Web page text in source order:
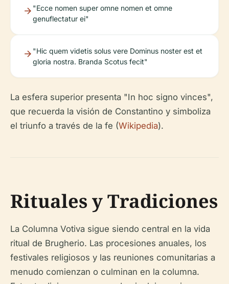
"Ecce nomen super omne nomen et omne
genuflectatur ei"
"Hic quem videtis solus vere Dominus noster est et
gloria nostra. Branda Scotus fecit"
La esfera superior presenta "In hoc signo vinces",
que recuerda la visión de Constantino y simboliza
el triunfo a través de la fe (Wikipedia).
Rituales y Tradiciones
La Columna Votiva sigue siendo central en la vida
ritual de Brugherio. Las procesiones anuales, los
festivales religiosos y las reuniones comunitarias a
menudo comienzan o culminan en la columna.